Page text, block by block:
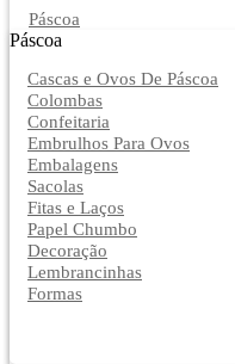
Páscoa
Páscoa
Cascas e Ovos De Páscoa
Colombas
Confeitaria
Embrulhos Para Ovos
Embalagens
Sacolas
Fitas e Laços
Papel Chumbo
Decoração
Lembrancinhas
Formas